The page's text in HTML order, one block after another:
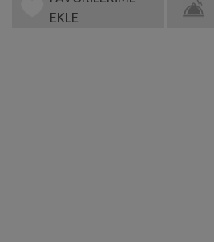
EKLE